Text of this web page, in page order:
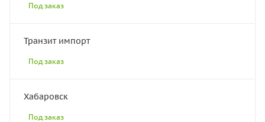
Под заказ
Транзит импорт
Под заказ
Хабаровск
Под заказ